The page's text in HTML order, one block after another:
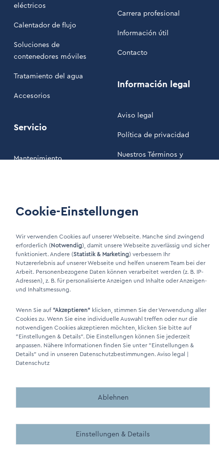
eléctricos
Calentador de flujo
Soluciones de
contenedores móviles
Tratamiento del agua
Accesorios
Servicio
Mantenimiento
Carrera profesional
Información útil
Contacto
Información legal
Aviso legal
Política de privacidad
Nuestros Términos y
LinkIn Link
Xing Link
DINO Dampferzeuger GmbH - Generadores de vapor eléctricos
"Made in Germany" 2026
Made by BergMedia - Magento2 Design und Entwicklung aus
Cookie-Einstellungen
Wir verwenden Cookies auf unserer Webseite. Manche sind zwingend
erforderlich (Notwendig), damit unsere Webseite zuverlässig und sicher
funktioniert. Andere (Statistik & Marketing) verbessern Ihr
Nutzererlebnis auf unserer Webseite und helfen unserem Team bei der
Arbeit. Personenbezogene Daten können verarbeitet werden (z. B. IP-
Adressen), z. B. für personalisierte Anzeigen und Inhalte oder Anzeigen-
und Inhaltsmessung.
Wenn Sie auf "Akzeptieren" klicken, stimmen Sie der Verwendung aller
Cookies zu. Wenn Sie eine individuelle Auswahl treffen oder nur die
notwendigen Cookies akzeptieren möchten, klicken Sie bitte auf
"Einstellungen & Details". Die Einstellungen können Sie jederzeit
anpassen. Nähere Informationen finden Sie unter "Einstellungen &
Details" und in unseren Datenschutzbestimmungen.Aviso legal |
Datenschutz
Ablehnen
Einstellungen & Details